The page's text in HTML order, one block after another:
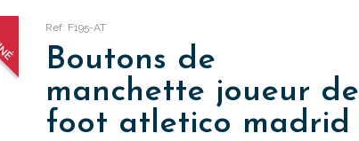
Ref: F195-AT
Boutons de
manchette joueur de
foot atletico madrid